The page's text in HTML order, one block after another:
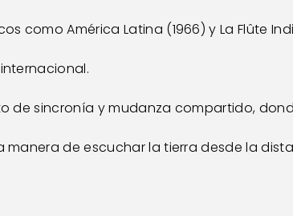
como América Latina (1966) y La Flûte
de sincronía y mudanza compartido,
de escuchar la tierra desde la